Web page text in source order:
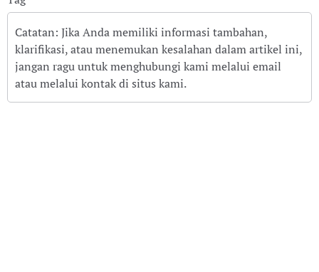
Catatan: Jika Anda memiliki informasi tambahan,
klarifikasi, atau menemukan kesalahan dalam artikel ini,
jangan ragu untuk menghubungi kami melalui email
atau melalui kontak di situs kami.